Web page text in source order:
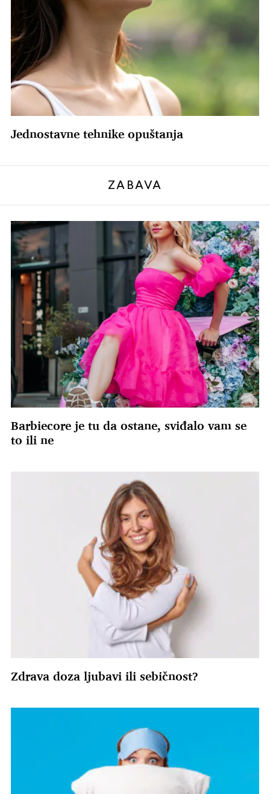
Jednostavne tehnike opuštanja
ZABAVA
Barbiecore je tu da ostane, sviđalo vam se
to ili ne
Zdrava doza ljubavi ili sebičnost?